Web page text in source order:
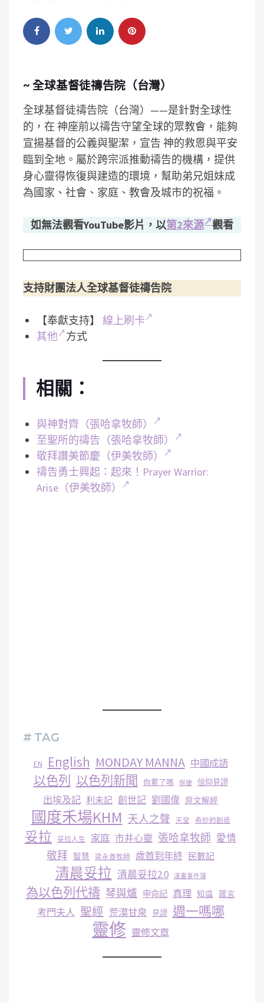
~ 全球基督徒禱告院（台灣）
全球基督徒禱告院（台灣）——是針對全球性
的，在 神座前以禱告守望全球的眾教會，能夠
宣揚基督的公義與聖潔，宣告 神的救恩與平安
臨到全地。屬於跨宗派推動禱告的機構，提供
身心靈得恢復與建造的環境，­幫助弟兄姐妹成
為國家、社會、家庭、教會及城市的祝福。
如無法觀看YouTube影片，以第2來源 觀看
支持財團法人全球基督徒禱告院
【奉獻支持】 線上刷卡
其他
方式
相關：
與神對齊（張哈拿牧師）
至聖所的禱告（張哈拿牧師）
敬拜讚美節慶（伊美牧師）
禱告勇士興起：起來！Prayer Warrior:
Arise（伊美牧師）
# TAG
EN English MONDAY MANNA 中國成語
以色列 以色列新聞 你累了嗎 保捷 信仰見證
出埃及記 利未記 創世記 劉國偉 原文解經
國度禾場KHM 天人之聲 天堂 奇妙的創造
妥拉 妥拉人生 家庭 市井心靈 張哈拿牧師 愛情
敬拜 智慧 梁永善牧師 歳首到年終 民數記
清晨妥拉 清晨妥拉2.0 漫畫事件簿
為以色列代禱 琴與爐 申命記 真理 知識 箴言
考門夫人 聖經 荒漠甘泉 見證 週一嗎哪
靈修 靈修文章